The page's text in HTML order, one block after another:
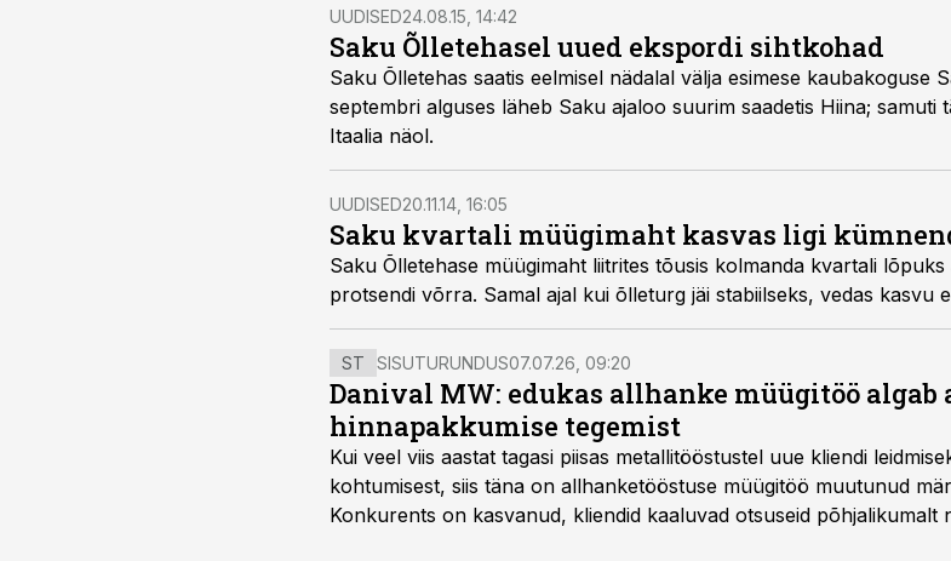
UUDISED24.08.15, 14:42
Saku Õlletehasel uued ekspordi sihtkohad
Saku Õlletehas saatis eelmisel nädalal välja esimese kaubakoguse
septembri alguses läheb Saku ajaloo suurim saadetis Hiina; samuti
Itaalia näol.
UUDISED20.11.14, 16:05
Saku kvartali müügimaht kasvas ligi
Saku Õlletehase müügimaht liitrites tõusis kolmanda kvartali
protsendi võrra. Samal ajal kui õlleturg jäi stabiilseks, vedas kasvu
ST SISUTURUNDUS07.07.26, 09:20
Danival MW: edukas allhanke müügitöö algab
hinnapakkumise tegemist
Kui veel viis aastat tagasi piisas metallitööstustel uue kliendi
kohtumisest, siis täna on allhanketööstuse müügitöö muutunud
Konkurents on kasvanud, kliendid kaaluvad otsuseid põhjalikumalt